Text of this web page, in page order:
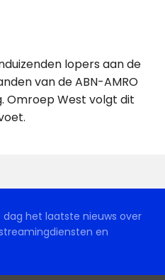
lopers aan de
van de ABN-AMRO
Omroep West volgt dit
het laatste nieuws over
en